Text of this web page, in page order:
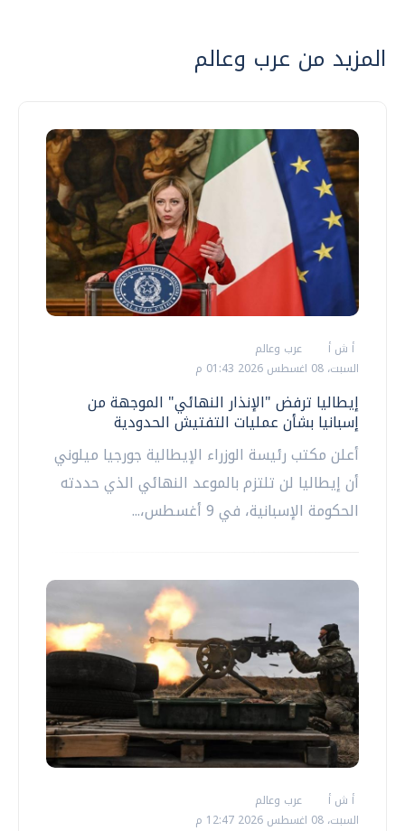
المزيد من عرب وعالم
أ ش أ
عرب وعالم
السبت، 08 اغسطس 2026 01:43 م
إيطاليا ترفض "الإنذار النهائي" الموجهة من
إسبانيا بشأن عمليات التفتيش الحدودية
أعلن مكتب رئيسة الوزراء الإيطالية جورجيا ميلوني
أن إيطاليا لن تلتزم بالموعد النهائي الذي حددته
الحكومة الإسبانية، في 9 أغسطس،...
أ ش أ
عرب وعالم
السبت، 08 اغسطس 2026 12:47 م